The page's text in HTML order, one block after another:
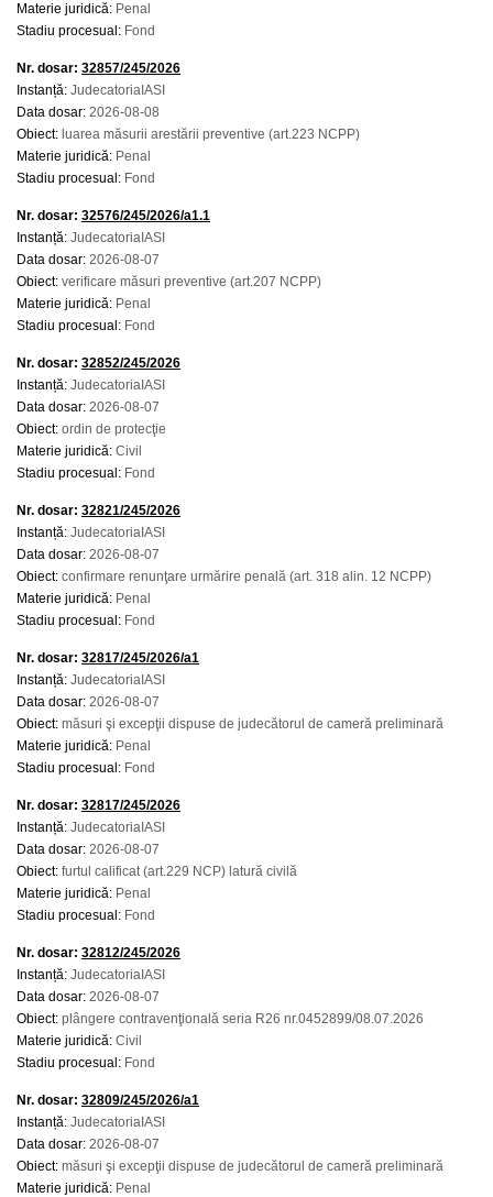
Materie juridică: Penal
Stadiu procesual: Fond
Nr. dosar: 32857/245/2026
Instanță: JudecatoriaIASI
Data dosar: 2026-08-08
Obiect: luarea măsurii arestării preventive (art.223 NCPP)
Materie juridică: Penal
Stadiu procesual: Fond
Nr. dosar: 32576/245/2026/a1.1
Instanță: JudecatoriaIASI
Data dosar: 2026-08-07
Obiect: verificare măsuri preventive (art.207 NCPP)
Materie juridică: Penal
Stadiu procesual: Fond
Nr. dosar: 32852/245/2026
Instanță: JudecatoriaIASI
Data dosar: 2026-08-07
Obiect: ordin de protecţie
Materie juridică: Civil
Stadiu procesual: Fond
Nr. dosar: 32821/245/2026
Instanță: JudecatoriaIASI
Data dosar: 2026-08-07
Obiect: confirmare renunţare urmărire penală (art. 318 alin. 12 NCPP)
Materie juridică: Penal
Stadiu procesual: Fond
Nr. dosar: 32817/245/2026/a1
Instanță: JudecatoriaIASI
Data dosar: 2026-08-07
Obiect: măsuri şi excepţii dispuse de judecătorul de cameră preliminară
Materie juridică: Penal
Stadiu procesual: Fond
Nr. dosar: 32817/245/2026
Instanță: JudecatoriaIASI
Data dosar: 2026-08-07
Obiect: furtul calificat (art.229 NCP) latură civilă
Materie juridică: Penal
Stadiu procesual: Fond
Nr. dosar: 32812/245/2026
Instanță: JudecatoriaIASI
Data dosar: 2026-08-07
Obiect: plângere contravenţională seria R26 nr.0452899/08.07.2026
Materie juridică: Civil
Stadiu procesual: Fond
Nr. dosar: 32809/245/2026/a1
Instanță: JudecatoriaIASI
Data dosar: 2026-08-07
Obiect: măsuri şi excepţii dispuse de judecătorul de cameră preliminară
Materie juridică: Penal